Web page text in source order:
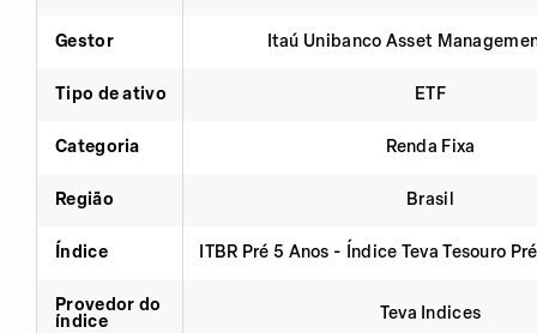
Gestor Itaú Unibanco Asset
Tipo de ativo ETF
Categoria Renda Fixa
Região Brasil
Índice ITBR Pré 5 Anos - Índice Teva Tesouro
Provedor do
índice
Teva Indices